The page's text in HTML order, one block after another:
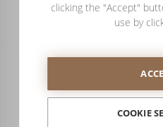
clicking the "Accept"
use by
COOKIE